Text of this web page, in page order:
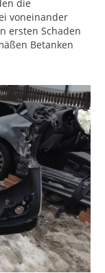
die
voneinander
ersten Schaden
Betanken